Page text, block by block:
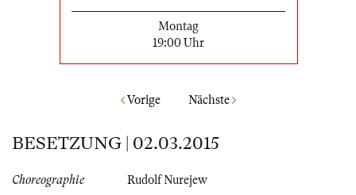
Montag
19:00 Uhr
Vorige Nächste
BESETZUNG | 02.03.2015
Choreographie
Rudolf Nurejew